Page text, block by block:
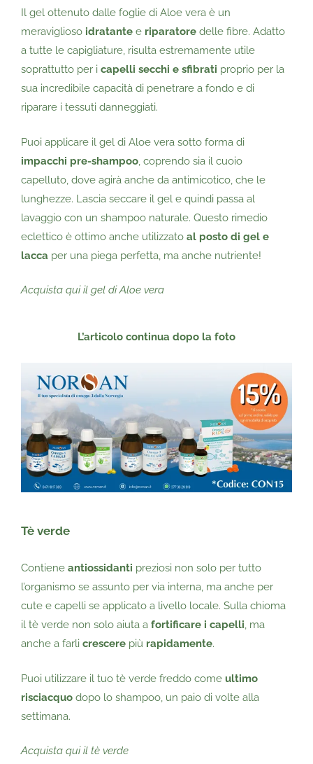
Il gel ottenuto dalle foglie di Aloe vera è un
meraviglioso idratante e riparatore delle fibre. Adatto
a tutte le capigliature, risulta estremamente utile
soprattutto per i capelli secchi e sfibrati proprio per la
sua incredibile capacità di penetrare a fondo e di
riparare i tessuti danneggiati.
Puoi applicare il gel di Aloe vera sotto forma di
impacchi pre-shampoo, coprendo sia il cuoio
capelluto, dove agirà anche da antimicotico, che le
lunghezze. Lascia seccare il gel e quindi passa al
lavaggio con un shampoo naturale. Questo rimedio
eclettico è ottimo anche utilizzato al posto di gel e
lacca per una piega perfetta, ma anche nutriente!
Acquista qui il gel di Aloe vera
L’articolo continua dopo la foto
Tè verde
Contiene antiossidanti preziosi non solo per tutto
l’organismo se assunto per via interna, ma anche per
cute e capelli se applicato a livello locale. Sulla chioma
il tè verde non solo aiuta a fortificare i capelli, ma
anche a farli crescere più rapidamente.
Puoi utilizzare il tuo tè verde freddo come ultimo
risciacquo dopo lo shampoo, un paio di volte alla
settimana.
Acquista qui il tè verde